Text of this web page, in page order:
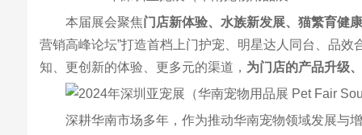
本届展会聚焦门店新体验、水族新发展、猫繁育健
营销高峰论坛”打造首档上门护宠、明星达人同台、品
知、更创新的体验、更多元的渠道， 为门店的产品升级
深耕华南市场多年，作为推动华南宠物领域发展与